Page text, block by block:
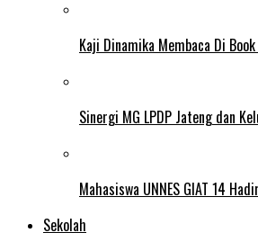
Kaji Dinamika Membaca Di
Sinergi MG LPDP Jateng dan
Mahasiswa UNNES GIAT 14
Sekolah